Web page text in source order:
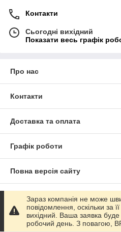
Контакти
Сьогодні вихідний
Показати весь графік
Про нас
Контакти
Доставка та оплата
Графік роботи
Повна версія сайту
Сайт створено на
Політика конфіденційності
Зараз компанія не може
повідомлення, оскільки за
вихідний. Ваша заявка
робочий день. З повагою,